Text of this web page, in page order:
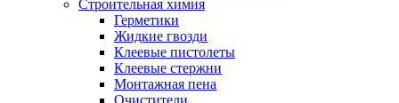
Строительная химия
Герметики
Жидкие гвозди
Клеевые пистолеты
Клеевые стержни
Монтажная пена
Очистители